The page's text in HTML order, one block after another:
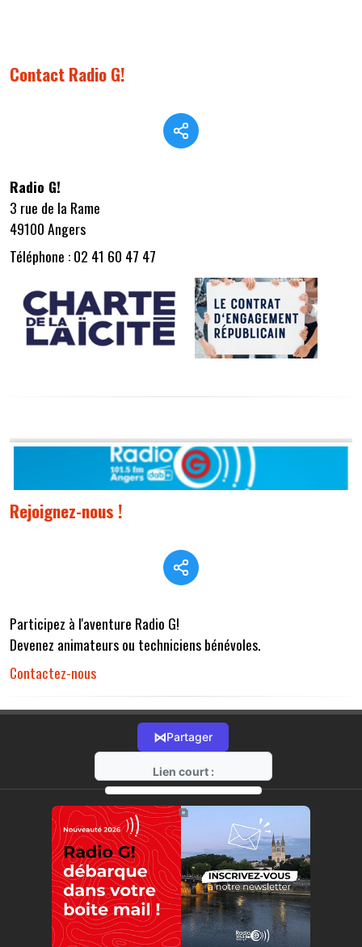
Contact Radio G!
Radio G!
3 rue de la Rame
49100 Angers
Téléphone : 02 41 60 47 47
Rejoignez-nous !
Participez à l'aventure Radio G!
Devenez animateurs ou techniciens bénévoles.
Contactez-nous
⋈Partager
Lien court :
https://radio-g.fr?r32
⧉